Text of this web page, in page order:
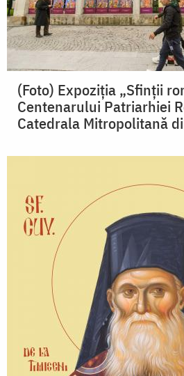
(Foto) Expoziția „Sfinții
Centenarului Patriarhiei
Catedrala Mitropolitană